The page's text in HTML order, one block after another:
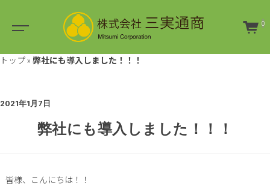
0
トップ» 弊社にも導入しました！！！
2021年1月7日
弊社にも導入しました！！！
皆様、こんにちは！！